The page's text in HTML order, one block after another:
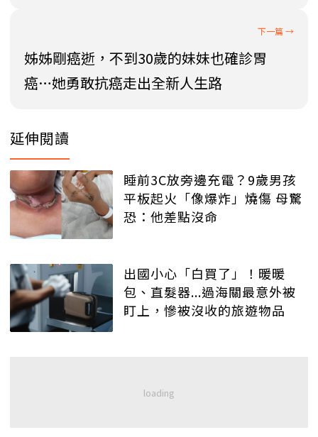
姊姊剛癌逝，不到30歲的妹妹也確診胃
癌…她勇敢抗癌走出全新人生路
延伸閱讀
睡前3C放旁邊充電？9歲男孩
平板起火「像爆炸」燒傷 母驚
恐：他差點沒命
出國小心「白買了」！暖暖
包、直髮器...過海關最意外被
盯上，慘被沒收的旅遊物品